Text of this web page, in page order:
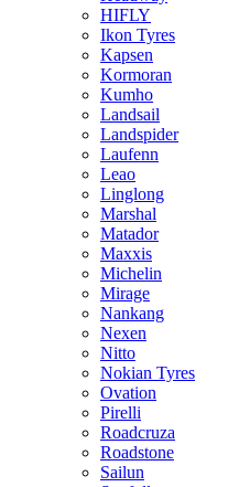
HIFLY
Ikon Tyres
Kapsen
Kormoran
Kumho
Landsail
Landspider
Laufenn
Leao
Linglong
Marshal
Matador
Maxxis
Michelin
Mirage
Nankang
Nexen
Nitto
Nokian Tyres
Ovation
Pirelli
Roadcruza
Roadstone
Sailun